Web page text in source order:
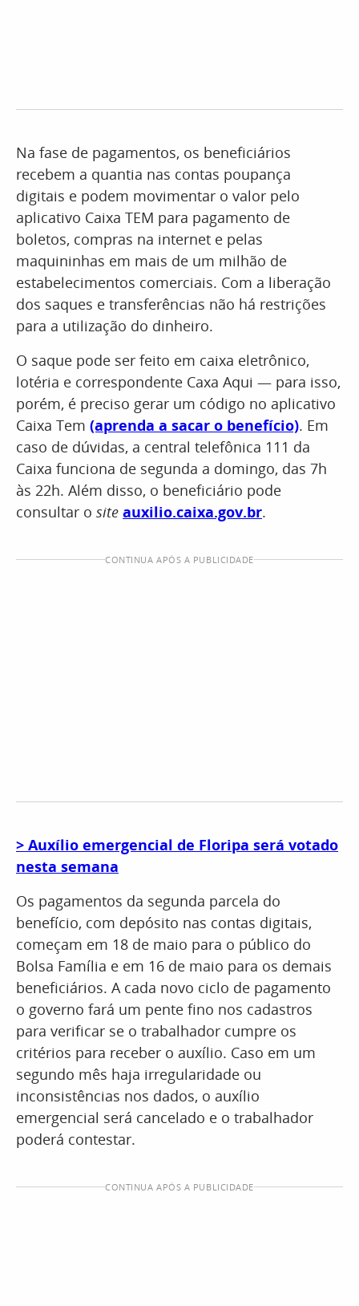
Na fase de pagamentos, os beneficiários
recebem a quantia nas contas poupança
digitais e podem movimentar o valor pelo
aplicativo Caixa TEM para pagamento de
boletos, compras na internet e pelas
maquininhas em mais de um milhão de
estabelecimentos comerciais. Com a liberação
dos saques e transferências não há restrições
para a utilização do dinheiro.
O saque pode ser feito em caixa eletrônico,
lotéria e correspondente Caxa Aqui — para isso,
porém, é preciso gerar um código no aplicativo
Caixa Tem (aprenda a sacar o benefício). Em
caso de dúvidas, a central telefônica 111 da
Caixa funciona de segunda a domingo, das 7h
às 22h. Além disso, o beneficiário pode
consultar o site auxilio.caixa.gov.br.
CONTINUA APÓS A PUBLICIDADE
> Auxílio emergencial de Floripa será votado
nesta semana
Os pagamentos da segunda parcela do
benefício, com depósito nas contas digitais,
começam em 18 de maio para o público do
Bolsa Família e em 16 de maio para os demais
beneficiários. A cada novo ciclo de pagamento
o governo fará um pente fino nos cadastros
para verificar se o trabalhador cumpre os
critérios para receber o auxílio. Caso em um
segundo mês haja irregularidade ou
inconsistências nos dados, o auxílio
emergencial será cancelado e o trabalhador
poderá contestar.
CONTINUA APÓS A PUBLICIDADE